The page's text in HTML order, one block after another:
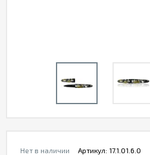
Артикул: 17.1.01.6.0
Нет в наличии